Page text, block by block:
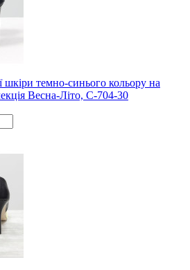
шкіри темно-синього кольору на
Весна-Літо, С-704-30